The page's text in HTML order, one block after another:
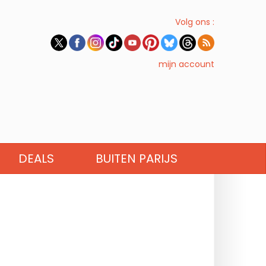
Volg ons :
mijn account
DEALS BUITEN PARIJS